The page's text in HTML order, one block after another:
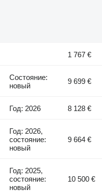
1 767 €
Состояние:
новый
9 699 €
Год: 2026 8 128 €
Год: 2026,
состояние:
новый
9 664 €
Год: 2025,
состояние:
новый
10 500 €